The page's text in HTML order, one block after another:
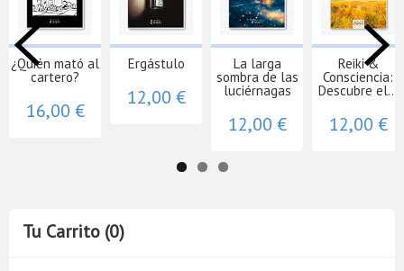
Tu Carrito (0)
¿Quién mató al
cartero?
16,00 €
Ergástulo
12,00 €
La larga
sombra de las
luciérnagas
12,00 €
Reiki &
Consciencia:
Descubre el...
12,00 €